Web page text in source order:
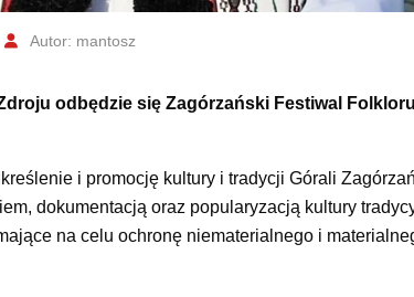
Autor: mantosz
odbędzie się Zagórzański Festiwal
i promocję kultury i tradycji Górali
dokumentacją oraz popularyzacją kultury
na celu ochronę niematerialnego i